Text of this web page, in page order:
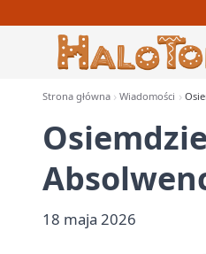
Strona główna Wiadomości
18 maja 2026